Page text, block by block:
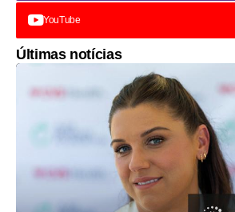
YouTube
Últimas notícias